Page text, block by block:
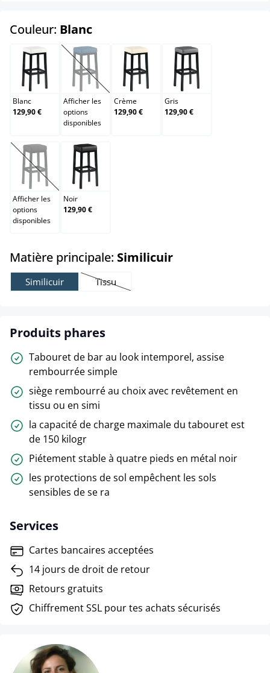
Couleur: Blancselect
Blanc
Blanc
129,90 €
Bleu
(Cette option n'est pas disponible pour le moment.)
Afficher les
options
disponibles
Crème
Crème
129,90 €
Gris
Gris
129,90 €
Gris foncé
(Cette option n'est pas disponible pour le moment.)
Afficher les
options
disponibles
Noir
Noir
129,90 €
Matière principale: Similicuirselect
Similicuir Tissu
(Cette option n'est pas disponible pour le
Produits phares
Tabouret de bar au look intemporel, assise
rembourrée simple
siège rembourré au choix avec revêtement en
tissu ou en simi
la capacité de charge maximale du tabouret est
de 150 kilogr
Piétement stable à quatre pieds en métal noir
les protections de sol empêchent les sols
sensibles de se ra
Services
Cartes bancaires acceptées
14 jours de droit de retour
Retours gratuits
Chiffrement SSL pour tes achats sécurisés